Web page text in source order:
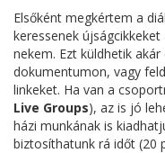
Elsőként megkértem a
keressenek
nekem. Ezt küldhetik
dokumentumon, vagy
linkeket. Ha van a
Live Groups), az is jó
házi munkának is
biztosíthatunk rá időt (20